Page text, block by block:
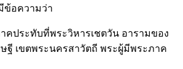
ข้อความว่า
คประทับที่พระวิหารเชตวัน อารามของ
เขตพระนครสาวัตถี พระผู้มีพระภาค